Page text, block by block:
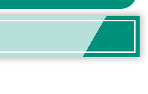
A
Quote